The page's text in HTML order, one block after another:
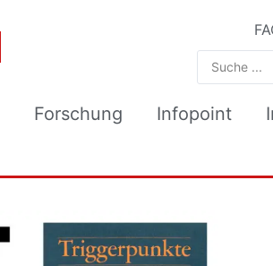
Forschung Infopoint